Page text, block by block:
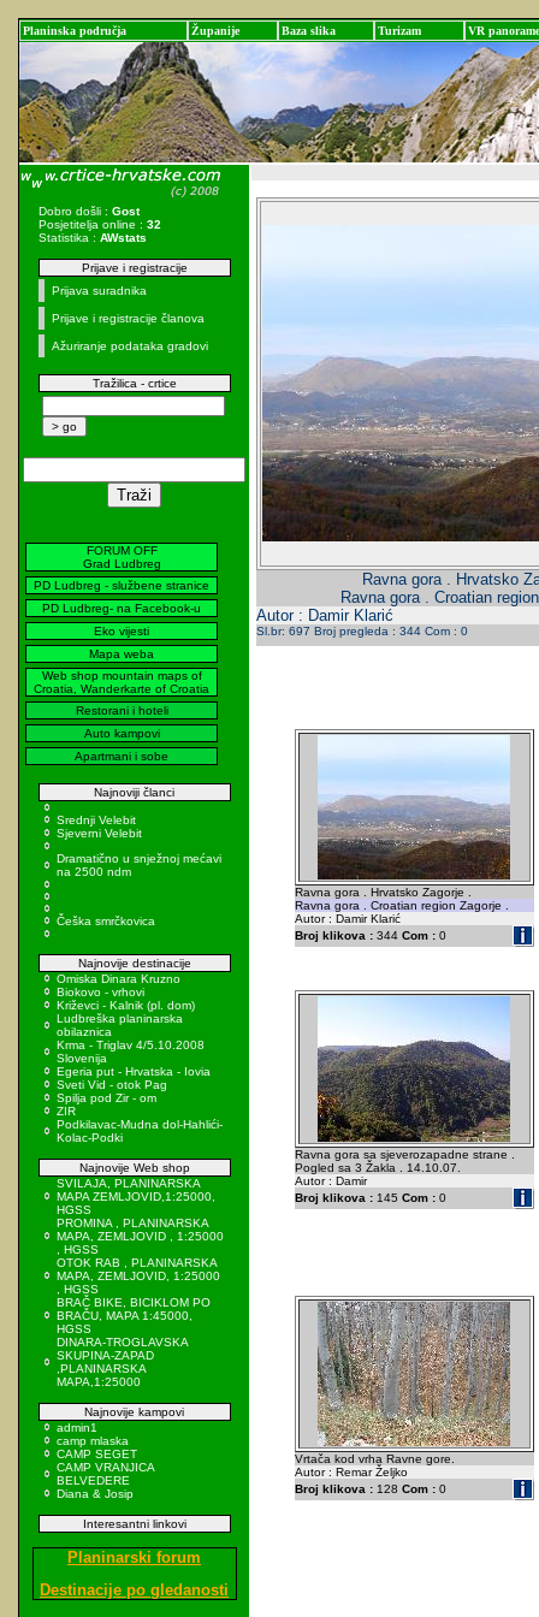
Planinska područja Županije Baza slika Turizam VR panorame
Dobro došli : Gost
Posjetitelja online : 32
Statistika : AWstats
Prijave i registracije
Prijava suradnika
Prijave i registracije članova
Ažuriranje podataka gradovi
Tražilica - crtice
FORUM OFF
Grad Ludbreg
PD Ludbreg - službene stranice
PD Ludbreg- na Facebook-u
Eko vijesti
Mapa weba
Web shop mountain maps of
Croatia, Wanderkarte of Croatia
Restorani i hoteli
Auto kampovi
Apartmani i sobe
Najnoviji članci
Srednji Velebit
Sjeverni Velebit
Dramatično u snježnoj mećavi
na 2500 ndm
Češka smrčkovica
Najnovije destinacije
Omiska Dinara Kruzno
Biokovo - vrhovi
Križevci - Kalnik (pl. dom)
Ludbreška planinarska
obilaznica
Krma - Triglav 4/5.10.2008
Slovenija
Egeria put - Hrvatska - Iovia
Sveti Vid - otok Pag
Spilja pod Zir - om
ZIR
Podkilavac-Mudna dol-Hahlići-
Kolac-Podki
Najnovije Web shop
SVILAJA, PLANINARSKA
MAPA ZEMLJOVID,1:25000,
HGSS
PROMINA , PLANINARSKA
MAPA, ZEMLJOVID , 1:25000
, HGSS
OTOK RAB , PLANINARSKA
MAPA, ZEMLJOVID, 1:25000
, HGSS
BRAČ BIKE, BICIKLOM PO
BRAČU, MAPA 1:45000,
HGSS
DINARA-TROGLAVSKA
SKUPINA-ZAPAD
,PLANINARSKA
MAPA,1:25000
Najnovije kampovi
admin1
camp mlaska
CAMP SEGET
CAMP VRANJICA
BELVEDERE
Diana & Josip
Interesantni linkovi
Planinarski forum
Destinacije po gledanosti
Ravna gora . Hrvatsko
Ravna gora . Croatian
Autor : Damir Klarić
Sl.br: 697 Broj pregleda : 344 Com : 0
Ravna gora . Hrvatsko Zagorje .
Ravna gora . Croatian region Zagorje .
Autor : Damir Klarić
Broj klikova :344 Com :0
Ravna gora sa sjeverozapadne strane .
Pogled sa 3 Žakla . 14.10.07.
Autor : Damir
Broj klikova :145 Com :0
Vrtača kod vrha Ravne gore.
Autor : Remar Željko
Broj klikova :128 Com :0